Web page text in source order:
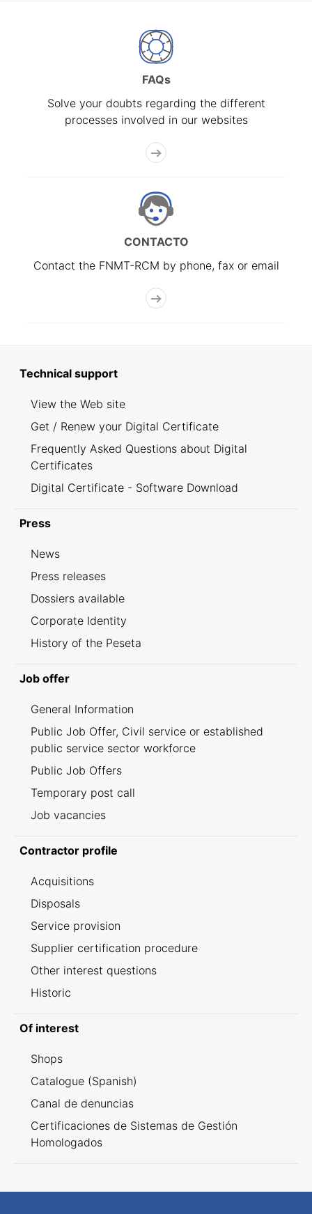
FAQs
Solve your doubts regarding the different
processes involved in our websites
CONTACTO
Contact the FNMT-RCM by phone, fax or email
Technical support
View the Web site
Get / Renew your Digital Certificate
Frequently Asked Questions about Digital
Certificates
Digital Certificate - Software Download
Press
News
Press releases
Dossiers available
Corporate Identity
History of the Peseta
Job offer
General Information
Public Job Offer, Civil service or established
public service sector workforce
Public Job Offers
Temporary post call
Job vacancies
Contractor profile
Acquisitions
Disposals
Service provision
Supplier certification procedure
Other interest questions
Historic
Of interest
Shops
Catalogue (Spanish)
Canal de denuncias
Certificaciones de Sistemas de Gestión
Homologados